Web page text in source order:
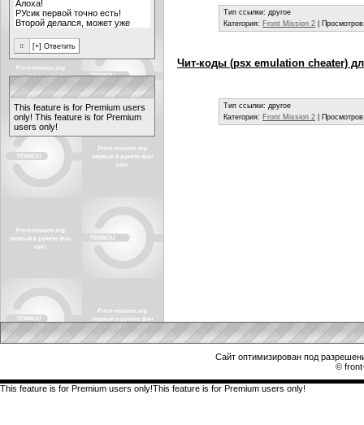
This feature is for Premium users
only! This feature is for Premium
users only!
Тип ссылки: другое
Категория: Front Mission 2 |
Чит-коды (psx emulation cheater)
Тип ссылки: другое
Категория: Front Mission 2 |
Сайт оптимизирован под
©
This feature is for Premium users only!This feature is for Premium users only!